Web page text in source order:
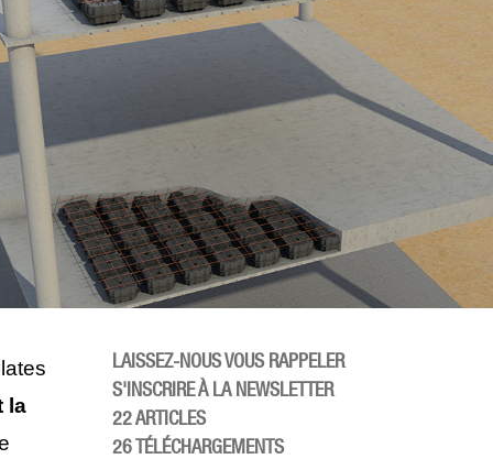
la
LAISSEZ-NOUS VOUS RAPPELER
S'INSCRIRE À LA NEWSLETTER
22ARTICLES
26TÉLÉCHARGEMENTS